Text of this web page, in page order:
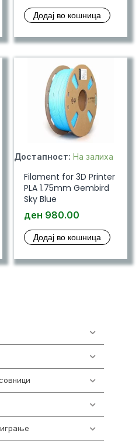
Додај во кошница
Достапност: На залиха
Filament for 3D Printer
PLA 1.75mm Gembird
Sky Blue
ден 980.00
Додај во кошница